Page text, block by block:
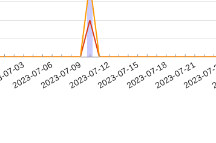
03
2023-07-062023-07-092023-07-122023-07-152023-07-182023-07-21
2023-